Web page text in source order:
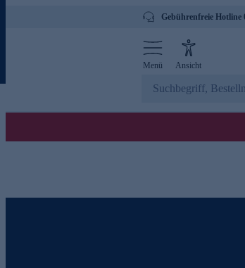
Gebührenfreie Hotline
Menü Ansicht